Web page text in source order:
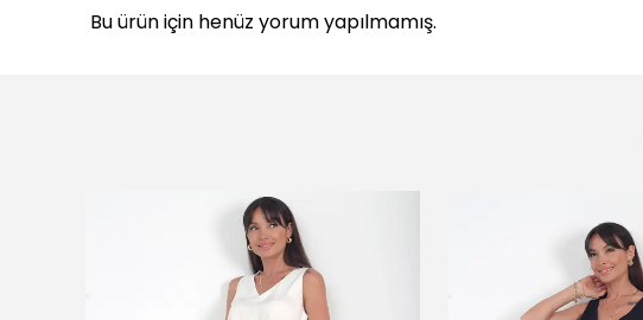
Bu ürün için henüz yorum yapılmamış.